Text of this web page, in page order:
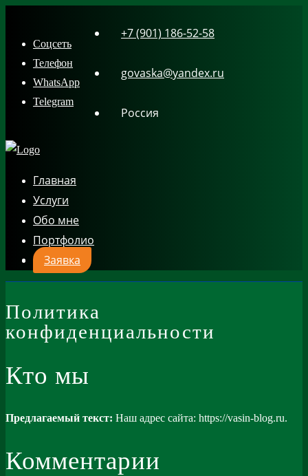
content
Соцсеть
Телефон
WhatsApp
Telegram
+7 (901) 186-52-58
govaska@yandex.ru
Россия
Главная
Услуги
Обо мне
Портфолио
Заявка
Политика
конфиденциальности
Кто мы
Предлагаемый текст: Наш адрес сайта: https://vasin-blog.ru.
Комментарии